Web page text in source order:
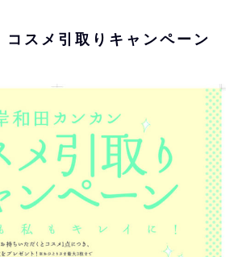
コスメ引取りキャンペーン